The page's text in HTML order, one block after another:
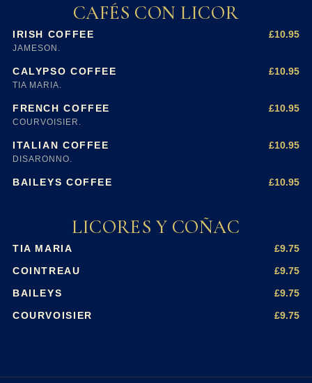
CAFÉS CON LICOR
IRISH COFFEE £10.95
JAMESON.
CALYPSO COFFEE £10.95
TIA MARIA.
FRENCH COFFEE £10.95
COURVOISIER.
ITALIAN COFFEE £10.95
DISARONNO.
BAILEYS COFFEE £10.95
LICORES Y COÑAC
TIA MARIA £9.75
COINTREAU £9.75
BAILEYS £9.75
COURVOISIER £9.75